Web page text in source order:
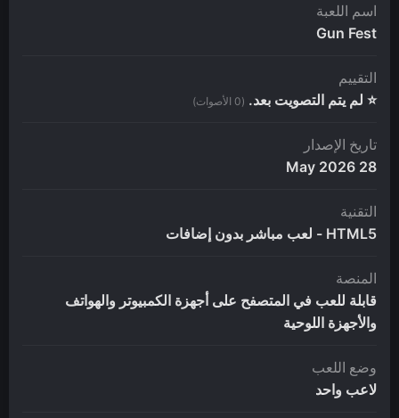
اسم اللعبة
Gun Fest
التقييم
⭐ لم يتم التصويت بعد. (0 الأصوات)
تاريخ الإصدار
28 May 2026
التقنية
HTML5 - لعب مباشر بدون إضافات
المنصة
قابلة للعب في المتصفح على أجهزة الكمبيوتر والهواتف
والأجهزة اللوحية
وضع اللعب
لاعب واحد